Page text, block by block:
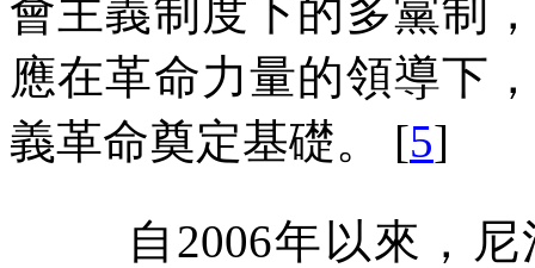
會主義制度下的多黨制
應在革命力量的領導下
義革命奠定基礎。
[5]
自 2006年以來，